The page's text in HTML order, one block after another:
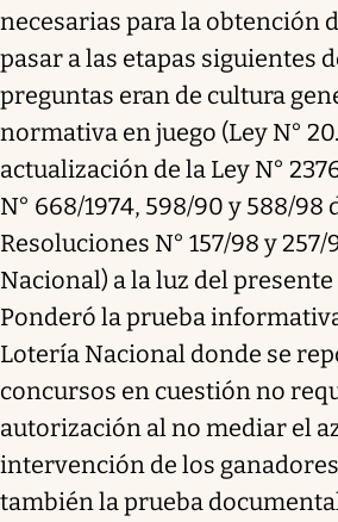
necesarias para la obtención
pasar a las etapas siguientes
preguntas eran de cultura
normativa en juego (Ley N°
actualización de la Ley N°
N° 668/1974, 598/90 y 588/98
Resoluciones N° 157/98 y
Nacional) a la luz del presente
Ponderó la prueba
Lotería Nacional donde se
concursos en cuestión no
autorización al no mediar el
intervención de los
también la prueba